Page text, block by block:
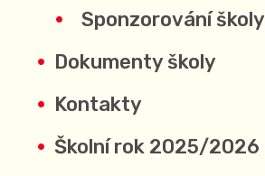
Sponzorování školy
Dokumenty školy
Kontakty
Školní rok 2025/2026